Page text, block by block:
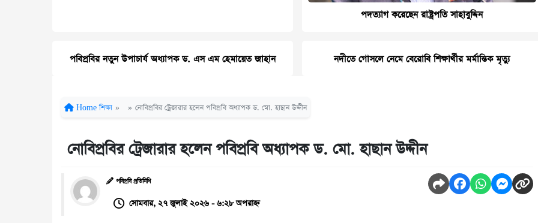
পদত্যাগ করেছেন রাষ্ট্রপতি সাহাবুদ্দিন
পবিপ্রবির নতুন উপাচার্য অধ্যাপক ড. এস এম হেমায়েত জাহান নদীতে গোসলে নেমে বেরোবি শিক্ষার্থীর মর্মান্তিক মৃত্যু
Home শিক্ষা » » নোবিপ্রবির ট্রেজারার হলেন পবিপ্রবি অধ্যাপক ড. মো. হাছান উদ্দীন
নোবিপ্রবির ট্রেজারার হলেন পবিপ্রবি অধ্যাপক ড. মো. হাছান উদ্দীন
পবিপ্রবি প্রতিনিধি
সোমবার, ২৭ জুলাই ২০২৬ - ৬:২৮ অপরাহ্ন